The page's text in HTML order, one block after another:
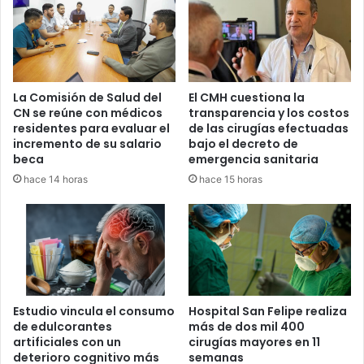
las capacidades locales, para que el hospital continúe
ampliando su cobertura y atención especializada.
Proyección para 2026
De cara al año2026, las autoridades médicas del HRN
adelantaron que se espera incrementar el número de
cirugías cardiovasculares
, con la meta de atender a más
pacientes que permanecen en listas de espera y reducir la
país.
cirugías de corazón Hospital Regional
La Comisión de Salud del
CN se reúne con médicos
residentes para evaluar el
incremento de su salario
beca
hace 14 horas
El CMH cuestiona la
transparencia y los costos
de las cirugías efectuadas
bajo el decreto de
emergencia sanitaria
hace 15 horas
Estudio vincula el consumo
de edulcorantes
artificiales con un
deterioro cognitivo más
Hospital San Felipe realiza
más de dos mil 400
cirugías mayores en 11
semanas